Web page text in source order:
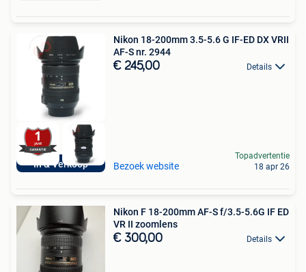
In & Verkoop
Nikon 18-200mm 3.5-5.6 G IF-ED DX VRII
AF-S nr. 2944
€ 245,00 Details
Bezoek website
Topadvertentie
18 apr 26
Nikon F 18-200mm AF-S f/3.5-5.6G IF ED
VR II zoomlens
€ 300,00 Details